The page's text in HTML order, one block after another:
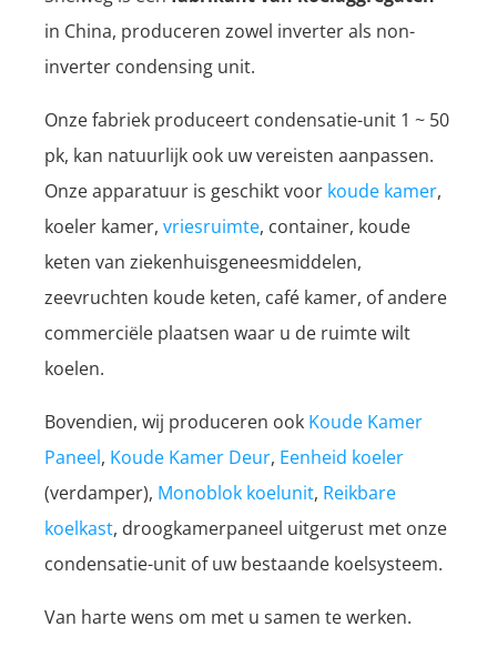
in China, produceren zowel inverter als non-
inverter condensing unit.
Onze fabriek produceert condensatie-unit 1 ~ 50
pk, kan natuurlijk ook uw vereisten aanpassen.
Onze apparatuur is geschikt voor koude kamer,
koeler kamer, vriesruimte, container, koude
keten van ziekenhuisgeneesmiddelen,
zeevruchten koude keten, café kamer, of andere
commerciële plaatsen waar u de ruimte wilt
koelen.
Bovendien, wij produceren ook Koude Kamer
Paneel, Koude Kamer Deur, Eenheid koeler
(verdamper), Monoblok koelunit, Reikbare
koelkast, droogkamerpaneel uitgerust met onze
condensatie-unit of uw bestaande koelsysteem.
Van harte wens om met u samen te werken.